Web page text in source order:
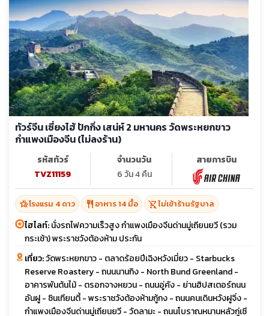
ทัวร์จีน เซี่ยงไฮ้ ปักกิ่ง เสน่ห์ 2 มหานคร วัดพระหยกขาว
กำแพงเมืองจีน (ไม่ลงร้าน)
รหัสทัวร์
TVZ11159
จำนวนวัน
6 วัน 4 คืน
สายการบิน
hotel_classโรงแรม 4 ดาว restaurant อาหาร 14 มื้อ shopping_cart_offไม่เข้าร้านรัฐบาล
ไฮไลท์:นั่งรถไฟความเร็วสูง กำแพงเมืองจีนด่านมู่เถียนยวี (รวม
กระเช้า) พระราชวังต้องห้าม ประกัน
เที่ยว:วัดพระหยกขาว - ตลาดร้อยปีเฉิงหวังเมี่ยว - Starbucks
Reserve Roastery - ถนนนานกิง - North Bund Greenland -
อาคารพันต้นไม้ - ตรอกจางหยวน - ถนนอู่คัง - ย่านฮิปสเตอร์ถนน
อันฝู - ซินเทียนตี้ - พระราชวังต้องห้ามกู้กง - ถนนคนเดินหวังฝูจิ่ง -
กำแพงเมืองจีนด่านมู่เถียนยวี - วัดลามะ - ถนนโบราณหนานหลัวกู่เซี